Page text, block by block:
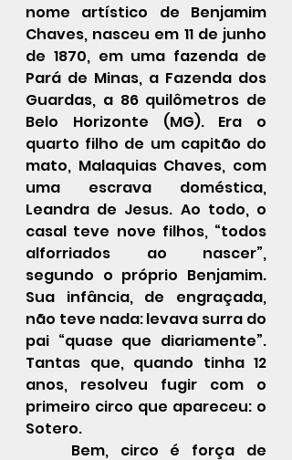
nome artístico de Benjamim
Chaves, nasceu em 11 de junho
de 1870, em uma fazenda de
Pará de Minas, a Fazenda dos
Guardas, a 86 quilômetros de
Belo Horizonte (MG). Era o
quarto filho de um capitão do
mato, Malaquias Chaves, com
uma escrava doméstica,
Leandra de Jesus. Ao todo, o
casal teve nove filhos, “todos
alforriados ao nascer”,
segundo o próprio Benjamim.
Sua infância, de engraçada,
não teve nada: levava surra do
pai “quase que diariamente”.
Tantas que, quando tinha 12
anos, resolveu fugir com o
primeiro circo que apareceu: o
Sotero.